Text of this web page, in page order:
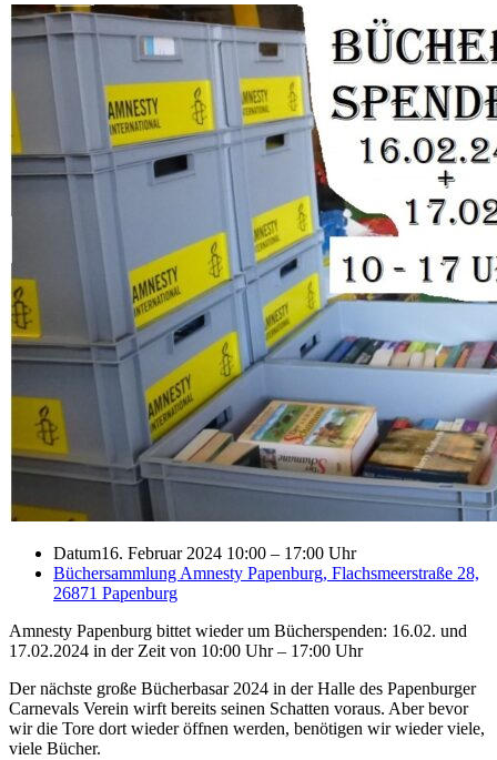
Datum16. Februar 2024 10:00 – 17:00 Uhr
Büchersammlung Amnesty Papenburg, Flachsmeerstraße 28,
26871 Papenburg
Amnesty Papenburg bittet wieder um Bücherspenden: 16.02. und
17.02.2024 in der Zeit von 10:00 Uhr – 17:00 Uhr
Der nächste große Bücherbasar 2024 in der Halle des Papenburger
Carnevals Verein wirft bereits seinen Schatten voraus. Aber bevor
wir die Tore dort wieder öffnen werden, benötigen wir wieder viele,
viele Bücher.